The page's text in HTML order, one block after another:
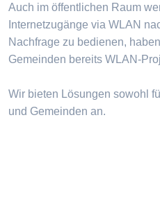
Auch im öffentlichen Raum
Internetzugänge via WLAN
Nachfrage zu bedienen,
Gemeinden bereits WLAN-
Wir bieten Lösungen sowohl
und Gemeinden an.